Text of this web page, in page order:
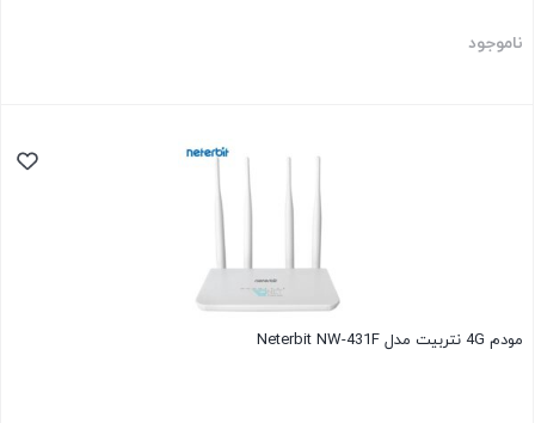
ناموجود
مودم 4G نتربیت مدل Neterbit NW-431F